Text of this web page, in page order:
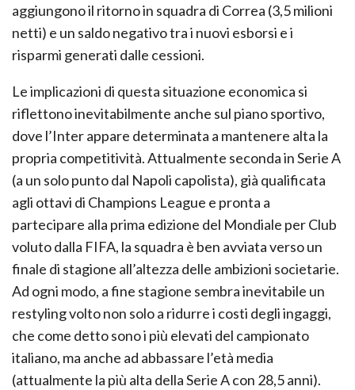
aggiungono il ritorno in squadra di Correa (3,5 milioni
netti) e un saldo negativo tra i nuovi esborsi e i
risparmi generati dalle cessioni.
Le implicazioni di questa situazione economica si
riflettono inevitabilmente anche sul piano sportivo,
dove l’Inter appare determinata a mantenere alta la
propria competitività. Attualmente seconda in Serie A
(a un solo punto dal Napoli capolista), già qualificata
agli ottavi di Champions League e pronta a
partecipare alla prima edizione del Mondiale per Club
voluto dalla FIFA, la squadra è ben avviata verso un
finale di stagione all’altezza delle ambizioni societarie.
Ad ogni modo, a fine stagione sembra inevitabile un
restyling volto non solo a ridurre i costi degli ingaggi,
che come detto sono i più elevati del campionato
italiano, ma anche ad abbassare l’età media
(attualmente la più alta della Serie A con 28,5 anni).